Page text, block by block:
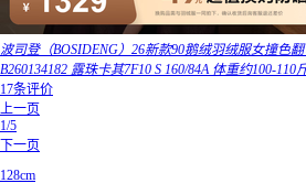
波司登（BOSIDENG）26新款90鹅绒羽绒服女撞色
B260134182 露珠卡其7F10 S 160/84A 体重约100-110
17条评价
上一页
1/5
下一页
128cm